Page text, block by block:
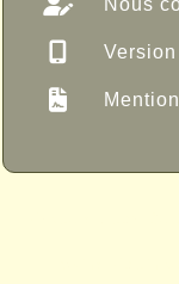
Nous